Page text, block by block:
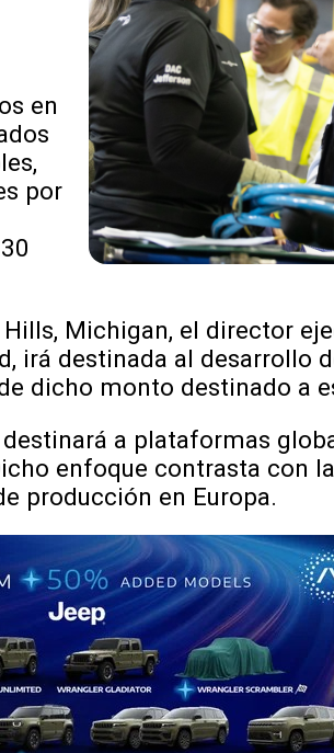
en
por
Michigan, el director
irá destinada al desarrollo
dicho monto destinado a
a plataformas
enfoque contrasta con
producción en Europa.